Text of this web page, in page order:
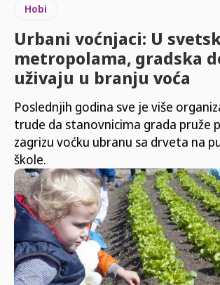
Hobi
Urbani voćnjaci: U
metropolama, gradska
uživaju u branju voća
Poslednjih godina sve je više
trude da stanovnicima grada pruže
zagrizu voćku ubranu sa drveta na
škole.